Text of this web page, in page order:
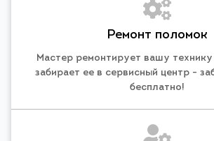
Ремонт поломок
Мастер ремонтирует вашу технику
забирает ее в сервисный центр -
бесплатно!